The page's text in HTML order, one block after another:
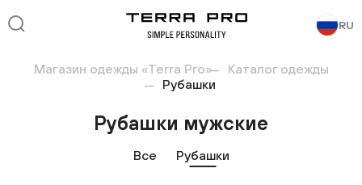
RU
Магазин одежды «Terra Pro»
Каталог одежды
Рубашки
Рубашки мужские
Все Рубашки